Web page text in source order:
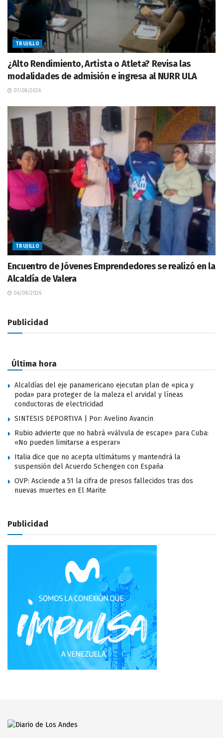
TRUJILLO
¿Alto Rendimiento, Artista o Atleta? Revisa las
modalidades de admisión e ingresa al NURR ULA
07/08/2026
TRUJILLO
Encuentro de Jóvenes Emprendedores se realizó en la
Alcaldía de Valera
06/08/2026
Publicidad
Última hora
Alcaldías del eje panamericano ejecutan plan de «pica y
poda» para proteger de la maleza el arvidal y líneas
conductoras de electricidad
SINTESIS DEPORTIVA | Por: Avelino Avancin
Rubio advierte que no habrá «válvula de escape» para Cuba:
«No pueden limitarse a esperar»
Italia dice que no acepta ultimátums y mantendrá la
suspensión del Acuerdo Schengen con España
OVP: Asciende a 51 la cifra de presos fallecidos tras dos
nuevas muertes en El Marite
Publicidad